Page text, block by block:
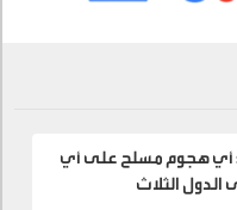
أي هجوم مسلح على أي
الثلاث